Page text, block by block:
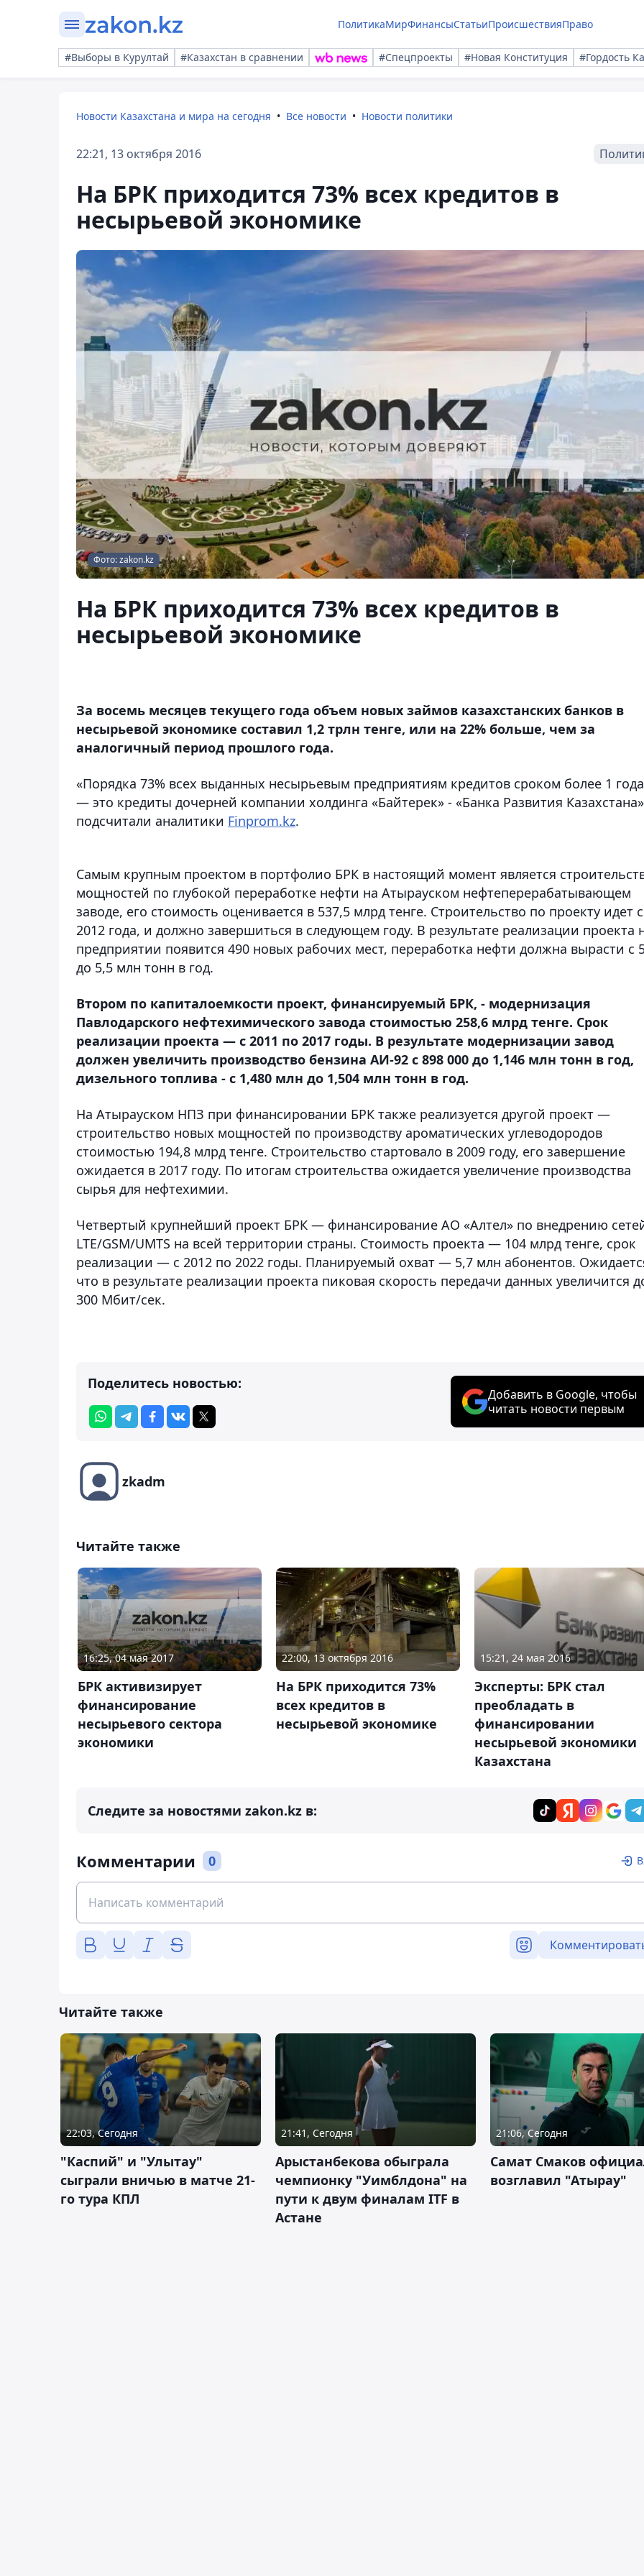
ПолитикаМирФинансыСтатьиПроисшествияПраво
#Выборы в Курултай #Казахстан в сравнении #Спецпроекты #Новая Конституция #Гордость
Новости Казахстана и мира на сегодня Все новости Новости политики
22:21, 13 октября 2016
На БРК приходится 73% всех кредитов в
несырьевой экономике
Фото: zakon.kz
На БРК приходится 73% всех кредитов в
несырьевой экономике
За восемь месяцев текущего года объем новых займов казахстанских банков в
несырьевой экономике составил 1,2 трлн тенге, или на 22% больше, чем за
аналогичный период прошлого года.
«Порядка 73% всех выданных несырьевым предприятиям кредитов сроком более 1 года
— это кредиты дочерней компании холдинга «Байтерек» - «Банка Развития
подсчитали аналитики Finprom.kz.
Самым крупным проектом в портфолио БРК в настоящий момент является
мощностей по глубокой переработке нефти на Атырауском нефтеперерабатывающем
заводе, его стоимость оценивается в 537,5 млрд тенге. Строительство по проекту идет с
2012 года, и должно завершиться в следующем году. В результате реализации проекта
предприятии появится 490 новых рабочих мест, переработка нефти должна вырасти с
до 5,5 млн тонн в год.
Втором по капиталоемкости проект, финансируемый БРК, - модернизация
Павлодарского нефтехимического завода стоимостью 258,6 млрд тенге. Срок
реализации проекта — с 2011 по 2017 годы. В результате модернизации завод
должен увеличить производство бензина АИ-92 с 898 000 до 1,146 млн тонн в год,
дизельного топлива - с 1,480 млн до 1,504 млн тонн в год.
На Атырауском НПЗ при финансировании БРК также реализуется другой проект —
строительство новых мощностей по производству ароматических углеводородов
стоимостью 194,8 млрд тенге. Строительство стартовало в 2009 году, его завершение
ожидается в 2017 году. По итогам строительства ожидается увеличение производства
сырья для нефтехимии.
Четвертый крупнейший проект БРК — финансирование АО «Алтел» по внедрению
LTE/GSM/UMTS на всей территории страны. Стоимость проекта — 104 млрд тенге, срок
реализации — с 2012 по 2022 годы. Планируемый охват — 5,7 млн абонентов.
что в результате реализации проекта пиковая скорость передачи данных увеличится
300 Мбит/сек.
Поделитесь новостью:
Добавить в Google, чтобы
читать новости первым
zkadm
Читайте также
16:25, 04 мая 2017
БРК активизирует
финансирование
несырьевого сектора
экономики
22:00, 13 октября 2016
На БРК приходится 73%
всех кредитов в
несырьевой экономике
15:21, 24 мая 2016
Эксперты: БРК стал
преобладать в
финансировании
несырьевой экономики
Казахстана
Следите за новостями zakon.kz в:
Комментарии 0
Читайте также
22:03, Сегодня
"Каспий" и "Улытау"
сыграли вничью в матче 21-
го тура КПЛ
21:41, Сегодня
Арыстанбекова обыграла
чемпионку "Уимблдона" на
пути к двум финалам ITF в
Астане
21:06, Сегодня
Самат Смаков
возглавил "Атырау"